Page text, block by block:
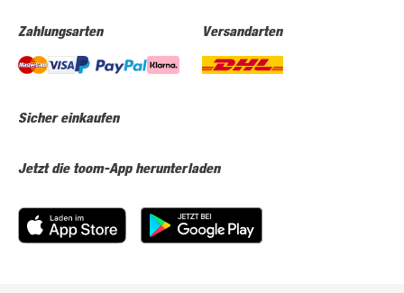
Zahlungsarten Versandarten
Sicher einkaufen
Jetzt die toom-App herunterladen